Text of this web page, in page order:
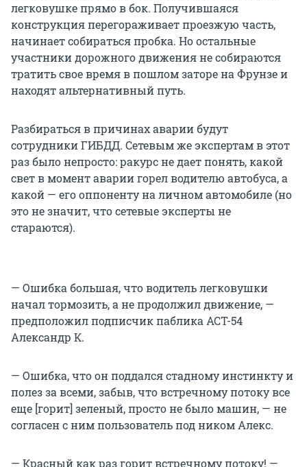
легковушке прямо в бок. Получившаяся
конструкция перегораживает проезжую часть,
начинает собираться пробка. Но остальные
участники дорожного движения не собираются
тратить свое время в пошлом заторе на Фрунзе и
находят альтернативный путь.
Разбираться в причинах аварии будут
сотрудники ГИБДД. Сетевым же экспертам в этот
раз было непросто: ракурс не дает понять, какой
свет в момент аварии горел водителю автобуса, а
какой — его оппоненту на личном автомобиле (но
это не значит, что сетевые эксперты не
стараются).
— Ошибка большая, что водитель легковушки
начал тормозить, а не продолжил движение, —
предположил подписчик паблика АСТ-54
Александр К.
— Ошибка, что он поддался стадному инстинкту и
полез за всеми, забыв, что встречному потоку все
еще [горит] зеленый, просто не было машин, — не
согласен с ним пользователь под ником Алекс.
— Красный как раз горит встречному потоку! —